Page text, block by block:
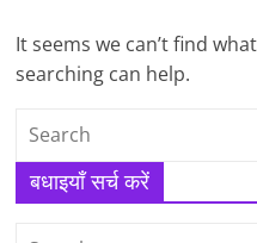
It seems we can’t find
searching can help.
बधाइयाँ सर्च करें